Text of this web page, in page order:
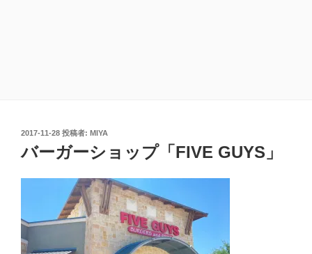
投
日:
2017-11-28 投稿者: MIYA
バーガーショップ「FIVE GUYS」